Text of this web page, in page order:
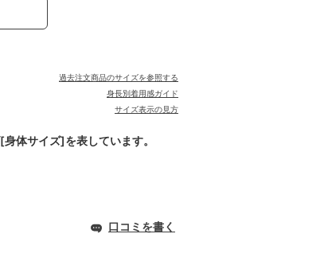
過去注文商品のサイズを参照する
身長別着用感ガイド
サイズ表示の見方
体サイズ]を表しています。
口コミを書く